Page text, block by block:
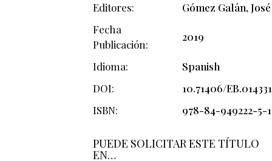
Editores
Gómez Galán, José
Fecha
Publicación
2019
Idioma
Spanish
DOI
10.71406/EB.014331
ISBN
978-84-949222-5-1
PUEDE SOLICITAR ESTE TÍTULO
EN…